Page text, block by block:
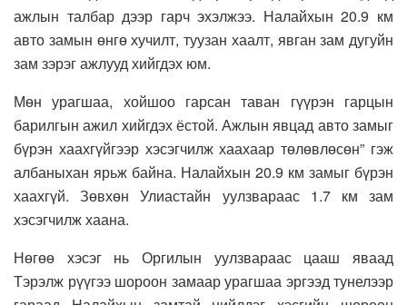
ажлын талбар дээр гарч эхэлжээ. Налайхын 20.9 км
авто замын өнгө хучилт, туузан хаалт, явган зам дугуйн
зам зэрэг ажлууд хийгдэх юм.
Мөн урагшаа, хойшоо гарсан таван гүүрэн гарцын
барилгын ажил хийгдэх ёстой. Ажлын явцад авто замыг
бүрэн хаахгүйгээр хэсэгчилж хаахаар төлөвлөсөн” гэж
албаныхан ярьж байна. Налайхын 20.9 км замыг бүрэн
хаахгүй. Зөвхөн Улиастайн уулзвараас 1.7 км зам
хэсэгчилж хаана.
Нөгөө хэсэг нь Оргилын уулзвараас цааш яваад
Тэрэлж рүүгээ шороон замаар урагшаа эргээд тунелээр